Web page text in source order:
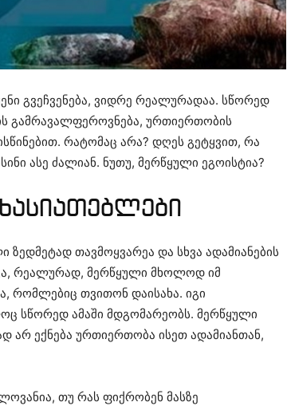
გვეჩვენება, ვიდრე რეალურადაა. სწორედ
გამრავალფეროვნება, ურთიერთობის
რატომაც არა? დღეს გეტყვით, რა
ასე ძალიან. ნუთუ, მერწყული ეგოისტია?
თავმოყვარეა და სხვა ადამიანების
რეალურად, მერწყული მხოლოდ იმ
რომლებიც თვითონ დაისახა. იგი
სწორედ ამაში მდგომარეობს. მერწყული
არ ექნება ურთიერთობა ისეთ ადამიანთან,
თუ რას ფიქრობენ მასზე